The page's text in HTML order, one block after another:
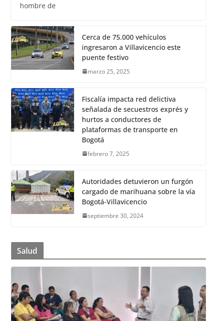
hombre de
Cerca de 75.000 vehículos
ingresaron a Villavicencio este
puente festivo
marzo 25, 2025
Fiscalía impacta red delictiva
señalada de secuestros exprés y
hurtos a conductores de
plataformas de transporte en
Bogotá
febrero 7, 2025
Autoridades detuvieron un furgón
cargado de marihuana sobre la vía
Bogotá-Villavicencio
septiembre 30, 2024
Salud